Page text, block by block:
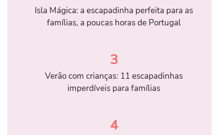
Isla Mágica: a escapadinha perfeita para as
famílias, a poucas horas de Portugal
3
Verão com crianças: 11 escapadinhas
imperdíveis para famílias
4